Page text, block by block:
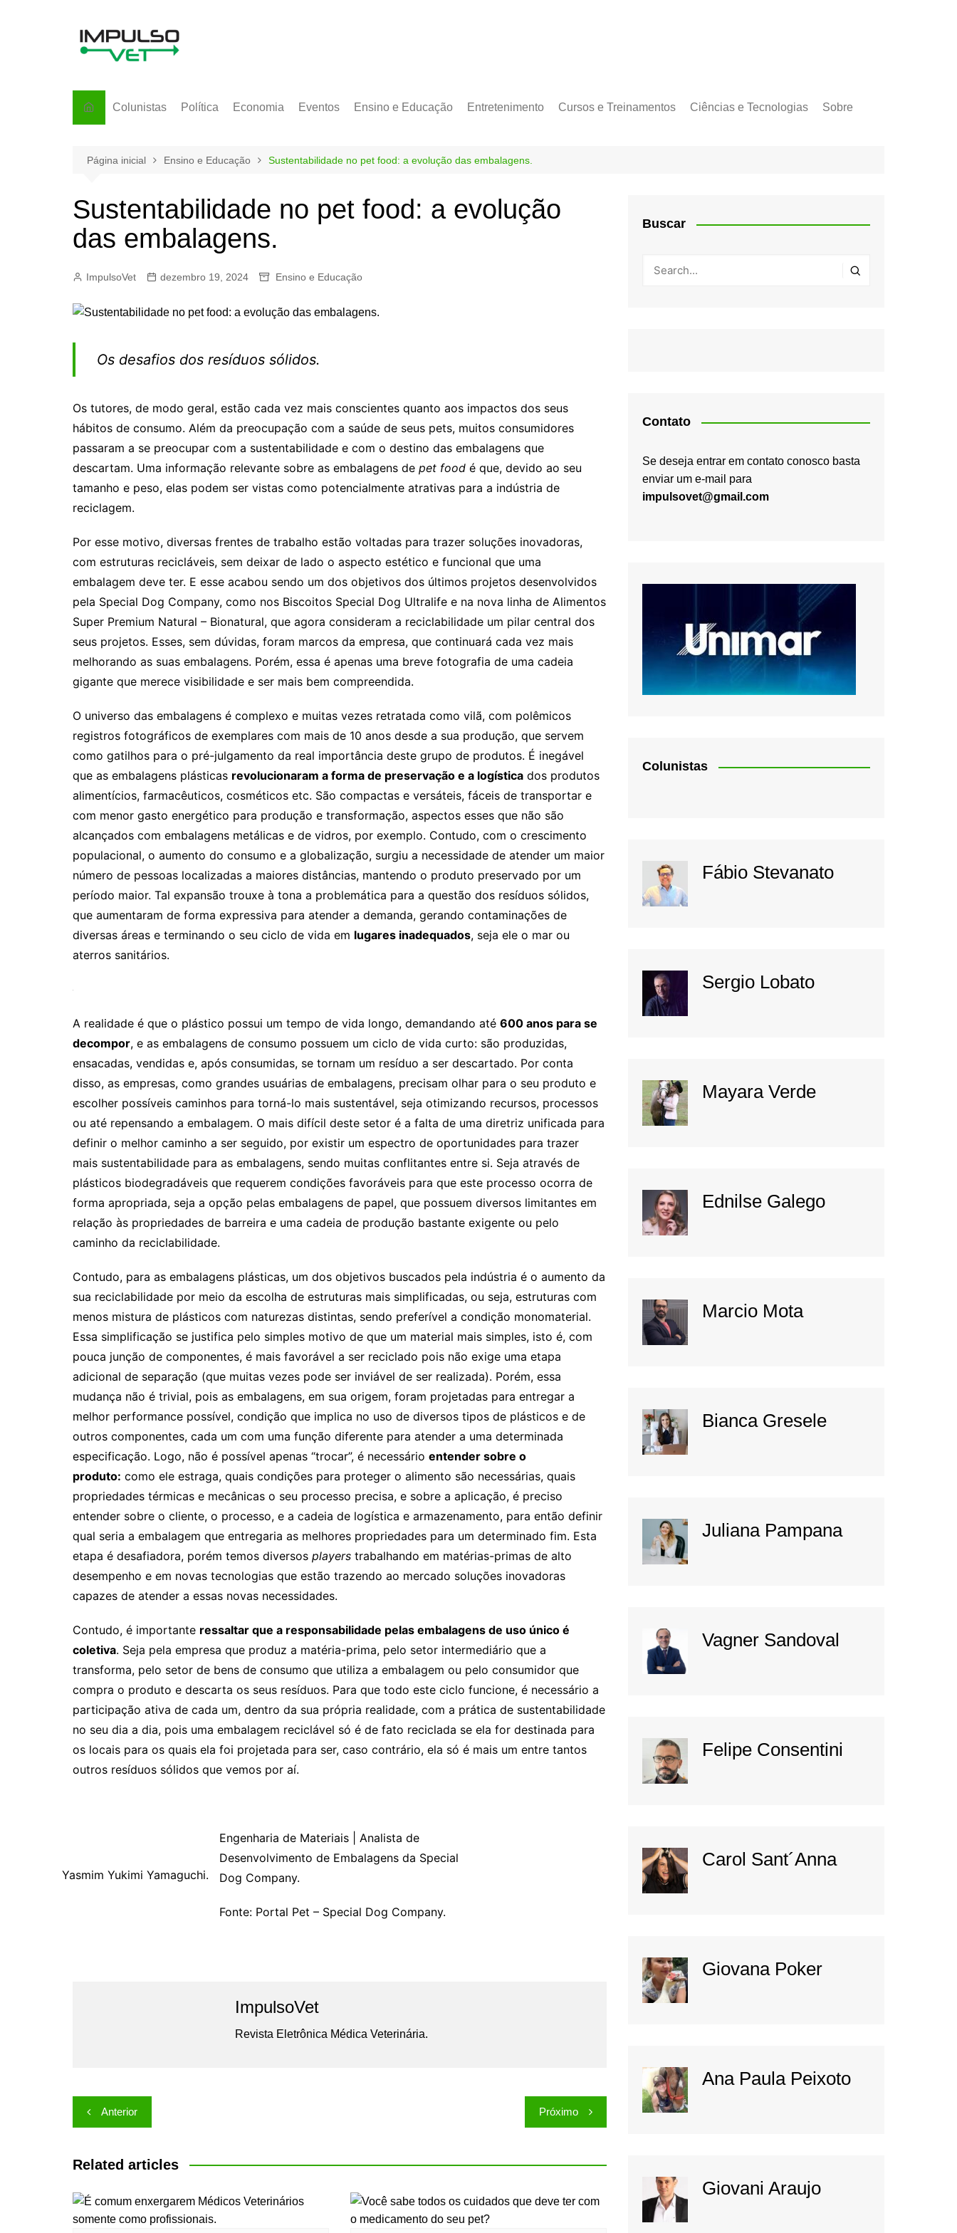
Colunistas Política Economia Eventos Ensino e Educação Entretenimento Cursos e Treinamentos Ciências e Tecnologias Sobre
Página inicial Ensino e Educação Sustentabilidade no pet food: a evolução das embalagens.
Sustentabilidade no pet food: a evolução
das embalagens.
ImpulsoVet dezembro 19, 2024 Ensino e Educação
Os desafios dos resíduos sólidos.
Os tutores, de modo geral, estão cada vez mais conscientes quanto aos impactos dos seus
hábitos de consumo. Além da preocupação com a saúde de seus pets, muitos consumidores
passaram a se preocupar com a sustentabilidade e com o destino das embalagens que
descartam. Uma informação relevante sobre as embalagens de pet food é que, devido ao seu
tamanho e peso, elas podem ser vistas como potencialmente atrativas para a indústria de
reciclagem.
Por esse motivo, diversas frentes de trabalho estão voltadas para trazer soluções inovadoras,
com estruturas recicláveis, sem deixar de lado o aspecto estético e funcional que uma
embalagem deve ter. E esse acabou sendo um dos objetivos dos últimos projetos desenvolvidos
pela Special Dog Company, como nos Biscoitos Special Dog Ultralife e na nova linha de Alimentos
Super Premium Natural – Bionatural, que agora consideram a reciclabilidade um pilar central dos
seus projetos. Esses, sem dúvidas, foram marcos da empresa, que continuará cada vez mais
melhorando as suas embalagens. Porém, essa é apenas uma breve fotografia de uma cadeia
gigante que merece visibilidade e ser mais bem compreendida.
O universo das embalagens é complexo e muitas vezes retratada como vilã, com polêmicos
registros fotográficos de exemplares com mais de 10 anos desde a sua produção, que servem
como gatilhos para o pré-julgamento da real importância deste grupo de produtos. É inegável
que as embalagens plásticas revolucionaram a forma de preservação e a logística dos produtos
alimentícios, farmacêuticos, cosméticos etc. São compactas e versáteis, fáceis de transportar e
com menor gasto energético para produção e transformação, aspectos esses que não são
alcançados com embalagens metálicas e de vidros, por exemplo. Contudo, com o crescimento
populacional, o aumento do consumo e a globalização, surgiu a necessidade de atender um maior
número de pessoas localizadas a maiores distâncias, mantendo o produto preservado por um
período maior. Tal expansão trouxe à tona a problemática para a questão dos resíduos sólidos,
que aumentaram de forma expressiva para atender a demanda, gerando contaminações de
diversas áreas e terminando o seu ciclo de vida em lugares inadequados, seja ele o mar ou
aterros sanitários.
A realidade é que o plástico possui um tempo de vida longo, demandando até600 anos para se
decompor, e as embalagens de consumo possuem um ciclo de vida curto: são produzidas,
ensacadas, vendidas e, após consumidas, se tornam um resíduo a ser descartado. Por conta
disso, as empresas, como grandes usuárias de embalagens, precisam olhar para o seu produto e
escolher possíveis caminhos para torná-lo mais sustentável, seja otimizando recursos, processos
ou até repensando a embalagem. O mais difícil deste setor é a falta de uma diretriz unificada para
definir o melhor caminho a ser seguido, por existir um espectro de oportunidades para trazer
mais sustentabilidade para as embalagens, sendo muitas conflitantes entre si. Seja através de
plásticos biodegradáveis que requerem condições favoráveis para que este processo ocorra de
forma apropriada, seja a opção pelas embalagens de papel, que possuem diversos limitantes em
relação às propriedades de barreira e uma cadeia de produção bastante exigente ou pelo
caminho da reciclabilidade.
Contudo, para as embalagens plásticas, um dos objetivos buscados pela indústria é o aumento da
sua reciclabilidade por meio da escolha de estruturas mais simplificadas, ou seja, estruturas com
Essa simplificação se justifica pelo simples motivo de que um material mais simples, isto é, com
pouca junção de componentes, é mais favorável a ser reciclado pois não exige uma etapa
adicional de separação (que muitas vezes pode ser inviável de ser realizada). Porém, essa
mudança não é trivial, pois as embalagens, em sua origem, foram projetadas para entregar a
melhor performance possível, condição que implica no uso de diversos tipos de plásticos e de
outros componentes, cada um com uma função diferente para atender a uma determinada
especificação. Logo, não é possível apenas “trocar”, é necessárioentender sobre o
produto:como ele estraga, quais condições para proteger o alimento são necessárias, quais
qual seria a embalagem que entregaria as melhores propriedades para um determinado fim. Esta
etapa é desafiadora, porém temos diversos playerstrabalhando em matérias-primas de alto
desempenho e em novas tecnologias que estão trazendo ao mercado soluções inovadoras
participação ativa de cada um, dentro da sua própria realidade, com a prática de sustentabilidade
no seu dia a dia, pois uma embalagem reciclável só é de fato reciclada se ela for destinada para
Yasmim Yukimi Yamaguchi.
Fonte: Portal Pet – Special Dog Company.
Buscar
Contato
Se deseja entrar em contato conosco basta
enviar um e-mail para
impulsovet@gmail.com
Colunistas
Fábio Stevanato
Sergio Lobato
Mayara Verde
Ednilse Galego
Marcio Mota
Bianca Gresele
Juliana Pampana
Vagner Sandoval
Felipe Consentini
Carol Sant´Anna
Giovana Poker
Ana Paula Peixoto
Giovani Araujo